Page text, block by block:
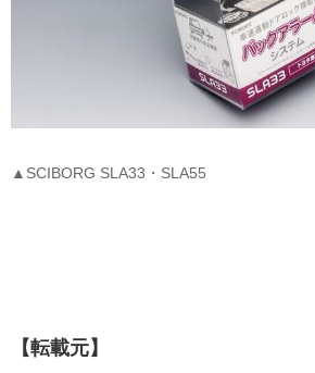
▲SCIBORG SLA33・SLA55
【転載元】